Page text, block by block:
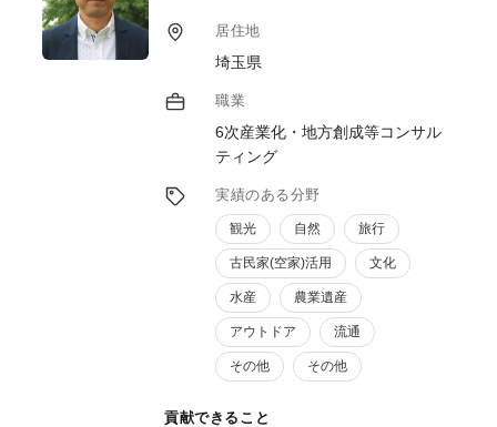
居住地
埼玉県
職業
6次産業化・地方創成等コンサル
ティング
実績のある分野
観光 自然 旅行
古民家(空家)活用 文化
水産 農業遺産
アウトドア 流通
その他 その他
貢献できること